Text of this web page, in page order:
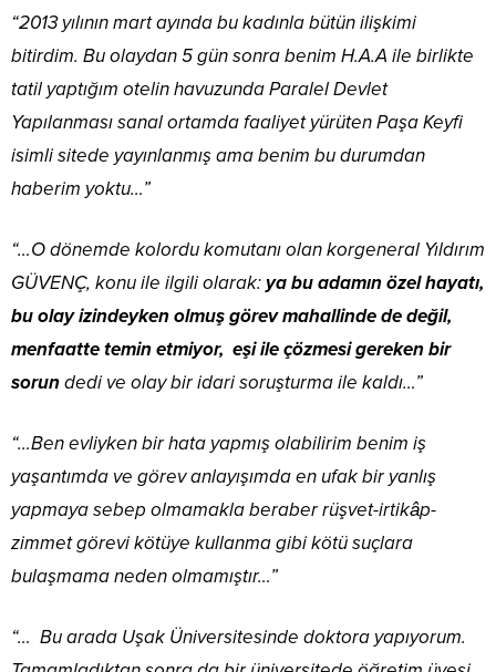
“2013 yılının mart ayında bu kadınla bütün ilişkimi
bitirdim. Bu olaydan 5 gün sonra benim H.A.A ile birlikte
tatil yaptığım otelin havuzunda Paralel Devlet
Yapılanması sanal ortamda faaliyet yürüten Paşa Keyfi
isimli sitede yayınlanmış ama benim bu durumdan
haberim yoktu…”
“…O dönemde kolordu komutanı olan korgeneral Yıldırım
GÜVENÇ, konu ile ilgili olarak:ya bu adamın özel hayatı,
bu olay izindeyken olmuş görev mahallinde de değil,
menfaatte temin etmiyor, eşi ile çözmesi gereken bir
sorundedi ve olay bir idari soruşturma ile kaldı…”
“…Ben evliyken bir hata yapmış olabilirim benim iş
yaşantımda ve görev anlayışımda en ufak bir yanlış
yapmaya sebep olmamakla beraber rüşvet-irtikâp-
zimmet görevi kötüye kullanma gibi kötü suçlara
bulaşmama neden olmamıştır…”
“… Bu arada Uşak Üniversitesinde doktora yapıyorum.